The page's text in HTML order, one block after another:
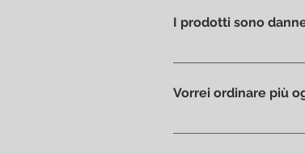
I prodotti sono
Ci piace prenderci
Vorrei ordinare più
Assolutamente si: